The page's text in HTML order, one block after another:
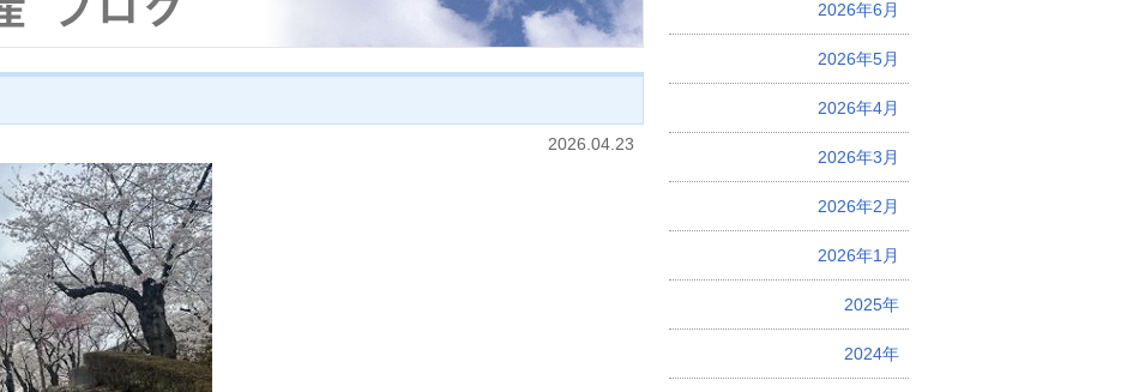
2026.04.23
2026年6月
2026年5月
2026年4月
2026年3月
2026年2月
2026年1月
2025年
2024年